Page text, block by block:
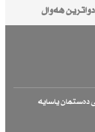
دواترین هەواڵ
یاسایە